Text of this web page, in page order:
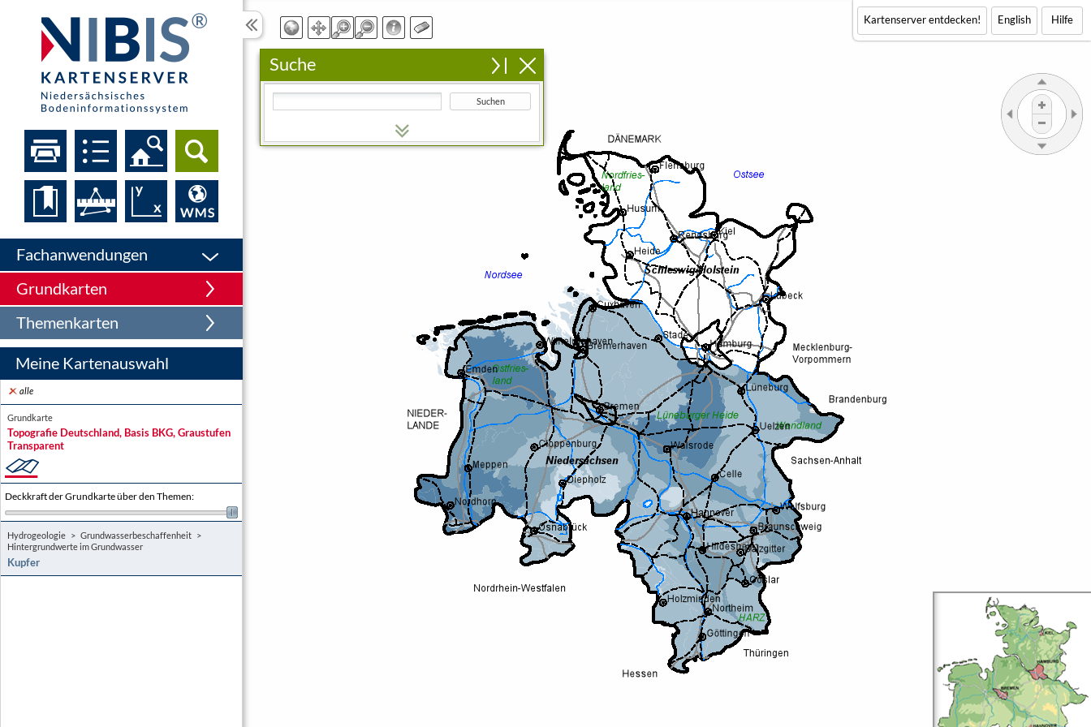
Fachanwendungen
Grundkarten
Themenkarten
Meine Kartenauswahl
alle
Grundkarte
Topografie Deutschland, Basis BKG, Graustufen
Transparent
Deckkraft der Grundkarte über den Themen:
Hydrogeologie
Grundwasserbeschaffenheit
Hintergrundwerte im Grundwasser
Kupfer
Kartenserver entdecken! English Hilfe
Suche
Suchen